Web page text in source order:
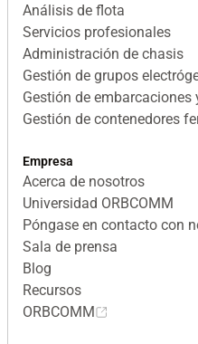
Análisis de flota
Servicios profesionales
Administración de chasis
Gestión de grupos
Gestión de
Gestión de contenedores
Empresa
Acerca de nosotros
Universidad ORBCOMM
Póngase en contacto con
Sala de prensa
Blog
Recursos
ORBCOMM